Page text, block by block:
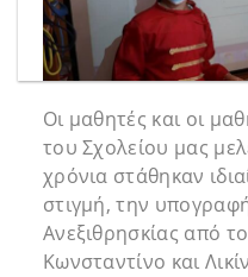
Οι μαθητές και οι
του Σχολείου μας
χρόνια στάθηκαν
στιγμή, την
Ανεξιθρησκίας από
Κωνσταντίνο και